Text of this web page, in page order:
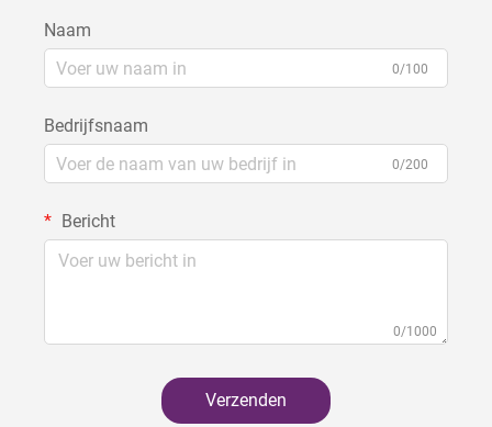
Naam
0/100
Bedrijfsnaam
0/200
Bericht
0/1000
Verzenden